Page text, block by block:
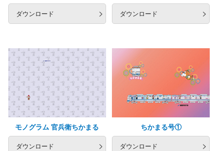
ダウンロード ダウンロード
モノグラム 官兵衛ちかまる
ダウンロード
ちかまる号①
ダウンロード